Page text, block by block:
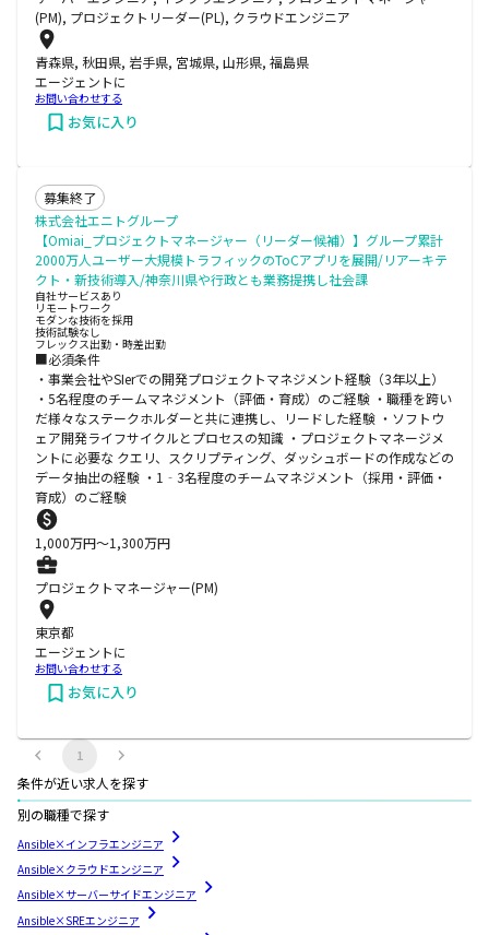
(PM), プロジェクトリーダー(PL), クラウドエンジニア
青森県, 秋田県, 岩手県, 宮城県, 山形県, 福島県
エージェントに
お問い合わせする
お気に入り
募集終了
株式会社エニトグループ
【Omiai_プロジェクトマネージャー（リーダー候補）】グループ累計
2000万人ユーザー大規模トラフィックのToCアプリを展開/リアーキテ
クト・新技術導入/神奈川県や行政とも業務提携し社会課
自社サービスあり
リモートワーク
モダンな技術を採用
技術試験なし
フレックス出勤・時差出勤
■必須条件
・事業会社やSIerでの開発プロジェクトマネジメント経験（3年以上）
・5名程度のチームマネジメント（評価・育成）のご経験 ・職種を跨い
だ様々なステークホルダーと共に連携し、リードした経験 ・ソフトウ
ェア開発ライフサイクルとプロセスの知識 ・プロジェクトマネージメ
ントに必要な クエリ、スクリプティング、ダッシュボードの作成などの
データ抽出の経験 ・1‐3名程度のチームマネジメント（採用・評価・
育成）のご経験
1,000万円〜1,300万円
プロジェクトマネージャー(PM)
東京都
エージェントに
お問い合わせする
お気に入り
1
条件が近い求人を探す
別の職種で探す
Ansible×インフラエンジニア
Ansible×クラウドエンジニア
Ansible×サーバーサイドエンジニア
Ansible×SREエンジニア